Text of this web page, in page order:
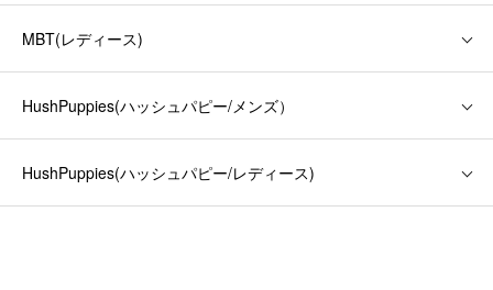
MBT(レディース)
HushPuppies(ハッシュパピー/メンズ）
HushPuppies(ハッシュパピー/レディース)